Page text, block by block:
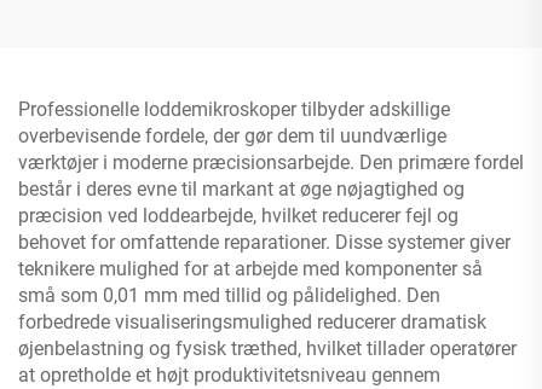
Professionelle loddemikroskoper tilbyder adskillige
overbevisende fordele, der gør dem til uundværlige
værktøjer i moderne præcisionsarbejde. Den primære fordel
består i deres evne til markant at øge nøjagtighed og
præcision ved loddearbejde, hvilket reducerer fejl og
behovet for omfattende reparationer. Disse systemer giver
teknikere mulighed for at arbejde med komponenter så
små som 0,01 mm med tillid og pålidelighed. Den
forbedrede visualiseringsmulighed reducerer dramatisk
øjenbelastning og fysisk træthed, hvilket tillader operatører
at opretholde et højt produktivitetsniveau gennem